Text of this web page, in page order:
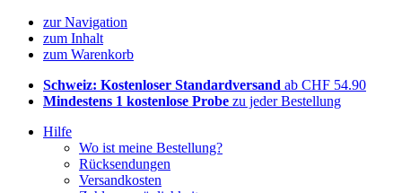
zur Navigation
zum Inhalt
zum Warenkorb
Schweiz: Kostenloser Standardversand ab CHF 54.90
Mindestens 1 kostenlose Probe zu jeder Bestellung
Hilfe
Wo ist meine Bestellung?
Rücksendungen
Versandkosten